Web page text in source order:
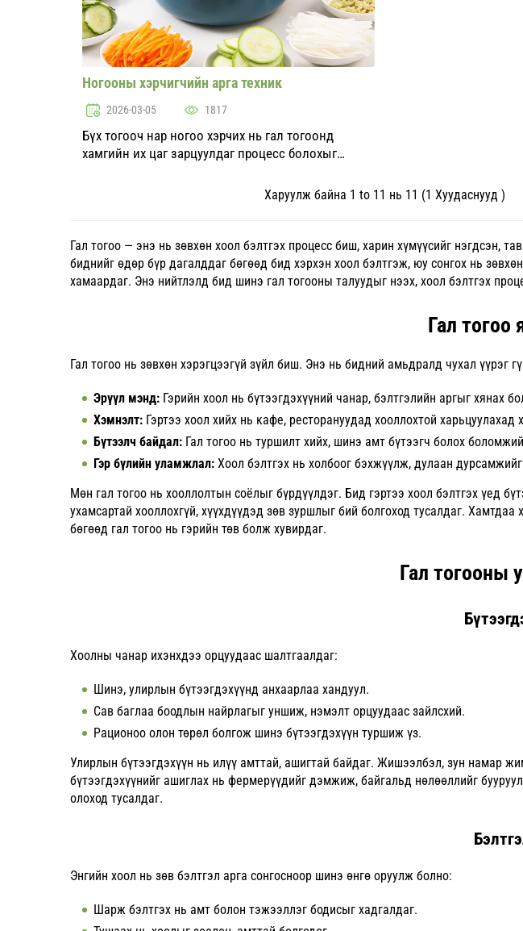
Ногооны хэрчигчийн арга техник
2026-03-05 1817
Бүх тогооч нар ногоо хэрчих нь гал тогоонд
хамгийн их цаг зарцуулдаг процесс болохыг
Харуулж байна 1 to 11 нь 11 (1 Хуудаснууд )
Гал тогоо — энэ нь зөвхөн хоол бэлтгэх процесс биш, харин хүмүүсийг нэгдсэн,
биднийг өдөр бүр дагалддаг бөгөөд бид хэрхэн хоол бэлтгэж, юу сонгох нь
хамаардаг. Энэ нийтлэлд бид шинэ гал тогооны талуудыг нээх, хоол бэлтгэх
Гал тогоо
Гал тогоо нь зөвхөн хэрэгцээгүй зүйл биш. Энэ нь бидний амьдралд чухал үүрэг
Эрүүл мэнд: Гэрийн хоол нь бүтээгдэхүүний чанар, бэлтгэлийн аргыг хянах
Хэмнэлт: Гэртээ хоол хийх нь кафе, ресторануудад хооллохтой харьцуулахад
Бүтээлч байдал: Гал тогоо нь туршилт хийх, шинэ амт бүтээгч болох
Гэр бүлийн уламжлал: Хоол бэлтгэх нь холбоог бэхжүүлж, дулаан
Мөн гал тогоо нь хооллолтын соёлыг бүрдүүлдэг. Бид гэртээ хоол бэлтгэх үед
ухамсартай хооллохгүй, хүүхдүүдэд зөв зуршлыг бий болгоход тусалдаг.
бөгөөд гал тогоо нь гэрийн төв болж хувирдаг.
Гал тогооны
Хоолны чанар ихэнхдээ орцуудаас шалтгаалдаг:
Шинэ, улирлын бүтээгдэхүүнд анхаарлаа хандуул.
Сав баглаа боодлын найрлагыг уншиж, нэмэлт орцуудаас зайлсхий.
Рационоо олон төрөл болгож шинэ бүтээгдэхүүн туршиж үз.
Улирлын бүтээгдэхүүн нь илүү амттай, ашигтай байдаг. Жишээлбэл, зун намар
бүтээгдэхүүнийг ашиглах нь фермерүүдийг дэмжиж, байгальд нөлөөллийг
олоход тусалдаг.
Энгийн хоол нь зөв бэлтгэл арга сонгосноор шинэ өнгө оруулж болно:
Шарж бэлтгэх нь амт болон тэжээллэг бодисыг хадгалдаг.